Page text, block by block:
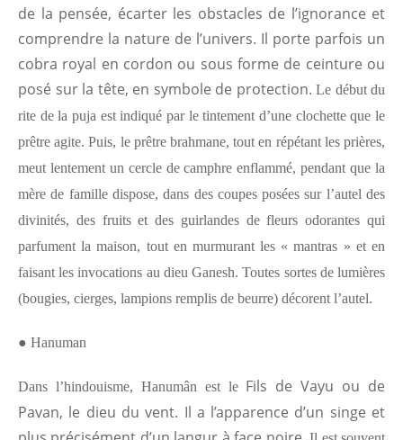
de la pensée, écarter les obstacles de l’ignorance et
comprendre la nature de l’univers. Il porte parfois un
cobra royal en cordon ou sous forme de ceinture ou
posé sur la tête, en symbole de protection. Le début du
rite de la puja est indiqué par le tintement d’une clochette que le
prêtre agite. Puis, le prêtre brahmane, tout en répétant les prières,
meut lentement un cercle de camphre enflammé, pendant que la
mère de famille dispose, dans des coupes posées sur l’autel des
divinités, des fruits et des guirlandes de fleurs odorantes qui
parfument la maison, tout en murmurant les « mantras » et en
faisant les invocations au dieu Ganesh. Toutes sortes de lumières
(bougies, cierges, lampions remplis de beurre) décorent l’autel.
● Hanuman
Dans l’hindouisme, Hanumân est le Fils de Vayu ou de
Pavan, le dieu du vent. Il a l’apparence d’un singe et